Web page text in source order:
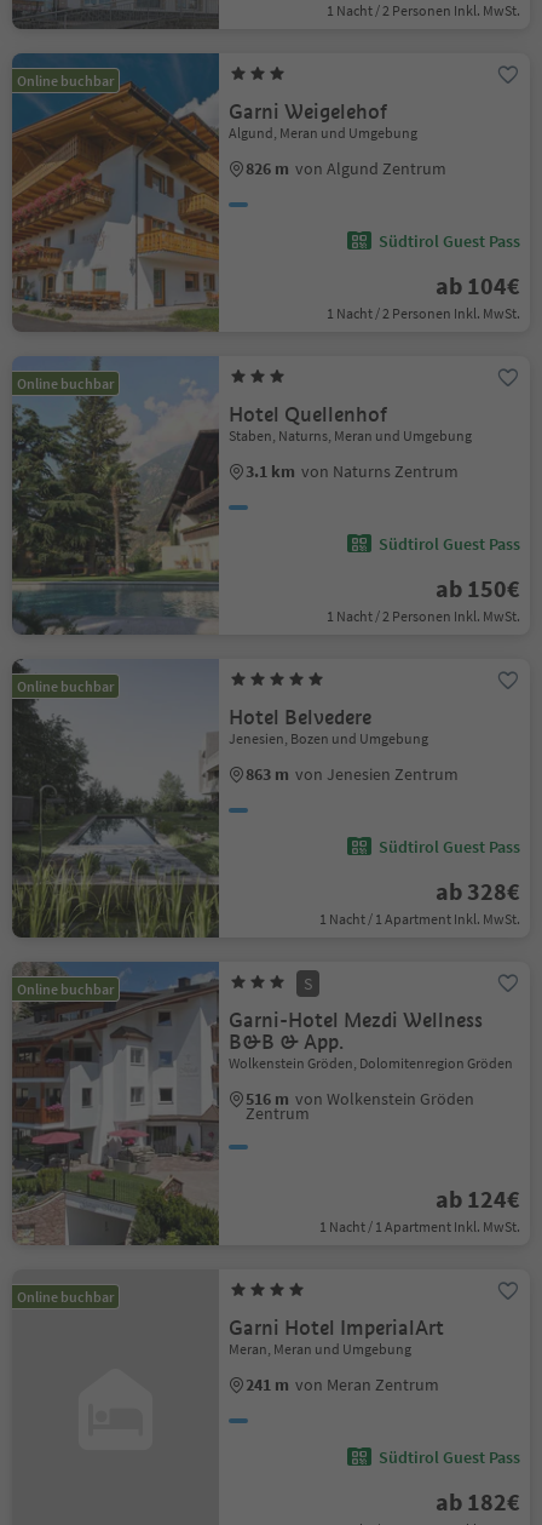
1 Nacht / 2 Personen Inkl. MwSt.
Online buchbar
Garni Weigelehof
Algund, Meran und Umgebung
826 m von Algund Zentrum
Südtirol Guest Pass
ab 104€
1 Nacht / 2 Personen Inkl. MwSt.
Online buchbar
Hotel Quellenhof
Staben, Naturns, Meran und Umgebung
3.1 km von Naturns Zentrum
Südtirol Guest Pass
ab 150€
1 Nacht / 2 Personen Inkl. MwSt.
Online buchbar
Hotel Belvedere
Jenesien, Bozen und Umgebung
863 m von Jenesien Zentrum
Südtirol Guest Pass
ab 328€
1 Nacht / 1 Apartment Inkl. MwSt.
Online buchbar S
Garni-Hotel Mezdi Wellness
B&B & App.
Wolkenstein Gröden, Dolomitenregion Gröden
516 m von Wolkenstein Gröden
Zentrum
ab 124€
1 Nacht / 1 Apartment Inkl. MwSt.
Online buchbar
Garni Hotel ImperialArt
Meran, Meran und Umgebung
241 m von Meran Zentrum
Südtirol Guest Pass
ab 182€